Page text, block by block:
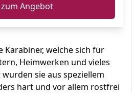
zum Angebot
Karabiner, welche sich für
Heimwerken und vieles
sie aus speziellem
hart und vor allem rostfrei